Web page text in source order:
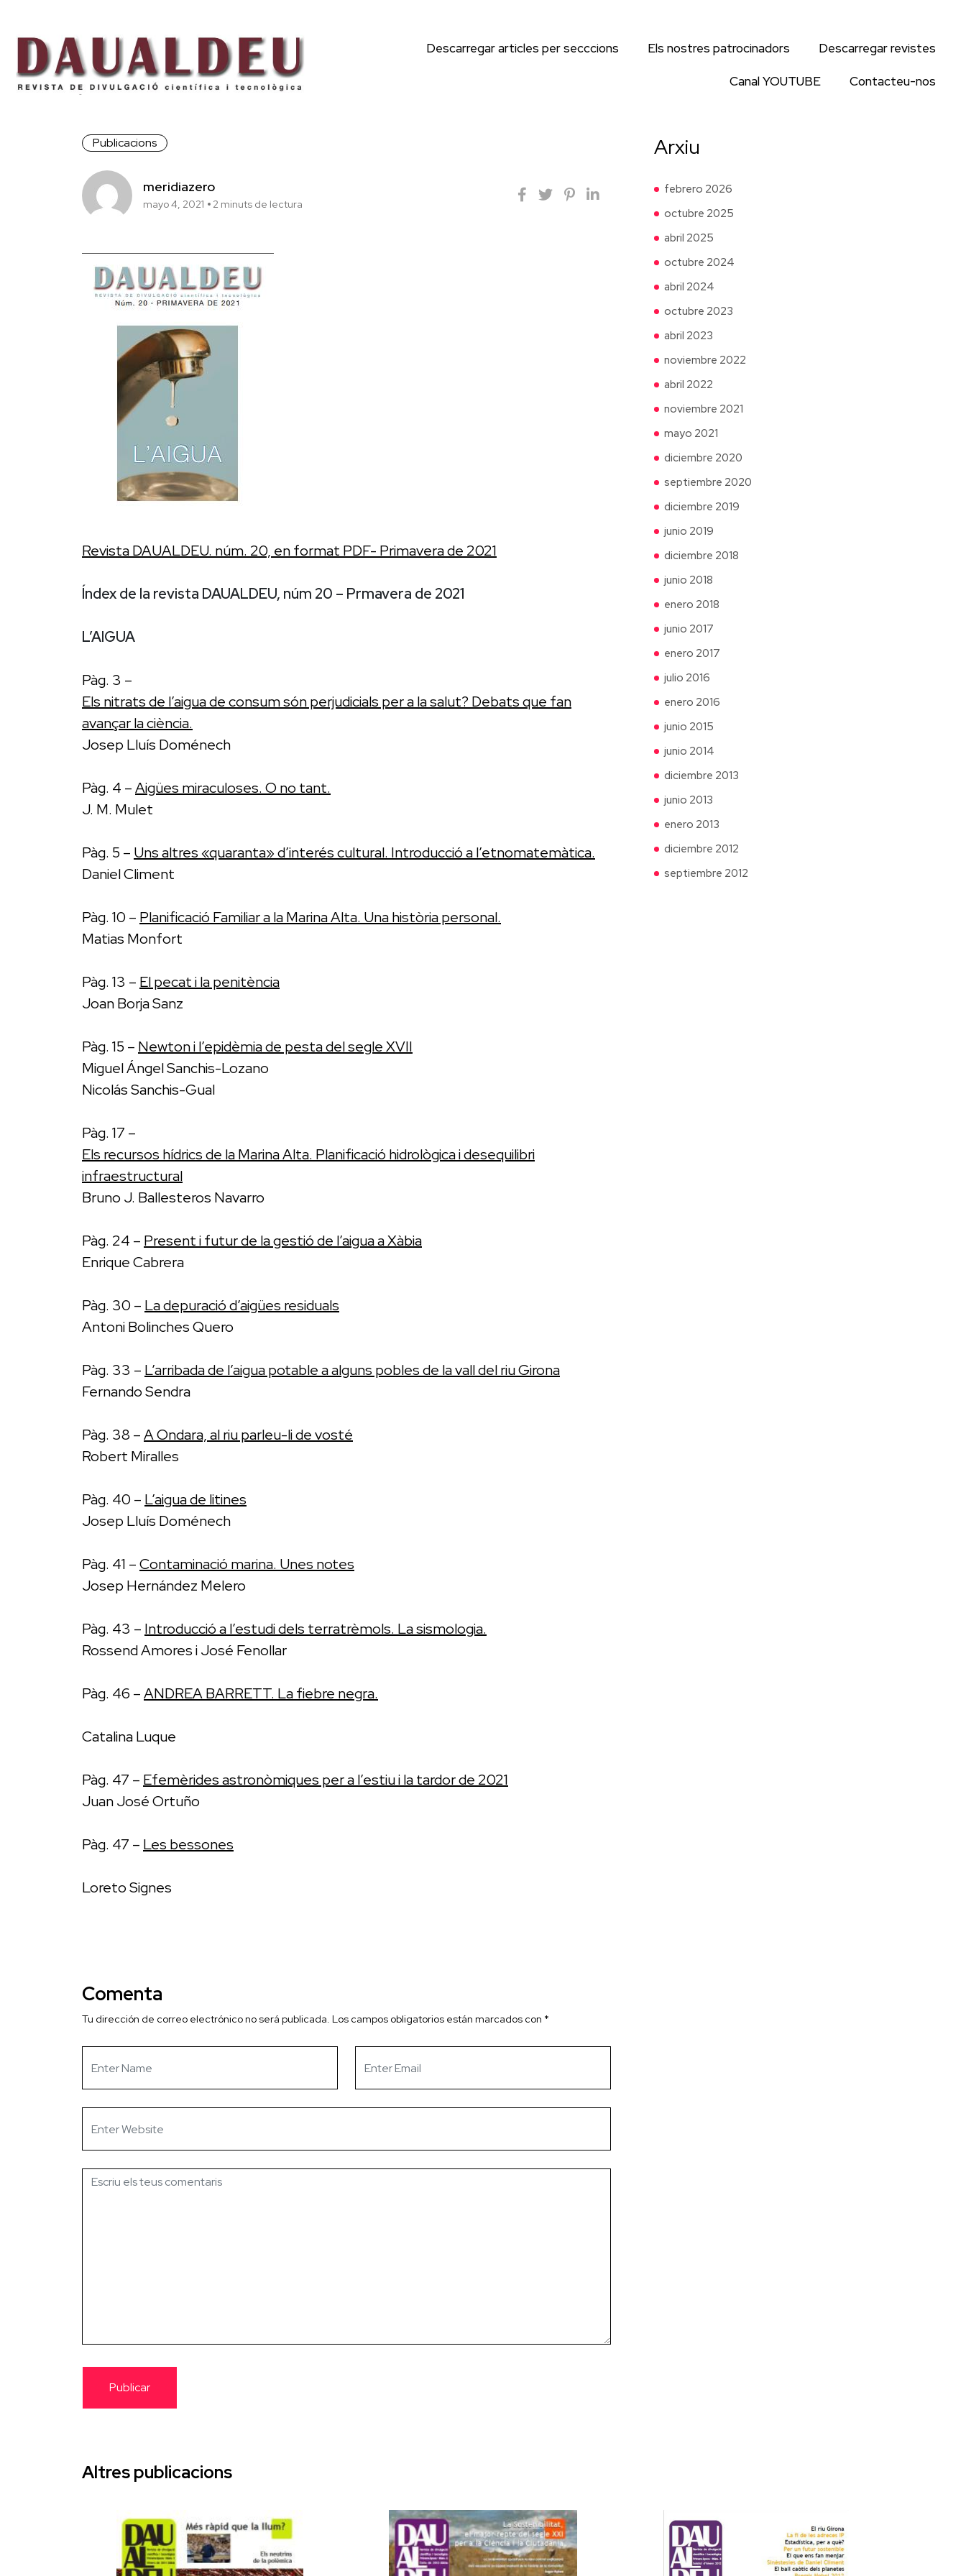
Descarregar articles per secccions Els nostres patrocinadors Descarregar revistes
Canal YOUTUBE Contacteu-nos
Publicacions
meridiazero
mayo 4, 2021 2 minuts de lectura
Revista DAUALDEU. núm. 20, en format PDF- Primavera de 2021
Índex de la revista DAUALDEU, núm 20 – Prmavera de 2021
L’AIGUA
Pàg. 3 –
Els nitrats de l’aigua de consum són perjudicials per a la salut? Debats que fan
avançar la ciència.
Josep Lluís Doménech
Pàg. 4 –Aigües miraculoses. O no tant.
J. M. Mulet
Pàg. 5 – Uns altres «quaranta» d’interés cultural. Introducció a l’etnomatemàtica.
Daniel Climent
Pàg. 10 – Planificació Familiar a la Marina Alta. Una història personal.
Matias Monfort
Pàg. 13 – El pecat i la penitència
Joan Borja Sanz
Pàg. 15 – Newton i l’epidèmia de pesta del segle XVII
Miguel Ángel Sanchis-Lozano
Nicolás Sanchis-Gual
Pàg. 17 –
Els recursos hídrics de la Marina Alta. Planificació hidrològica i desequilibri
infraestructural
Bruno J. Ballesteros Navarro
Pàg. 24 – Present i futur de la gestió de l’aigua a Xàbia
Enrique Cabrera
Pàg. 30 – La depuració d’aigües residuals
Antoni Bolinches Quero
Pàg. 33 – L’arribada de l’aigua potable a alguns pobles de la vall del riu Girona
Fernando Sendra
Pàg. 38 –A Ondara, al riu parleu-li de vosté
Robert Miralles
Pàg. 40 – L’aigua de litines
Josep Lluís Doménech
Pàg. 41 –Contaminació marina. Unes notes
Josep Hernández Melero
Pàg. 43 – Introducció a l’estudi dels terratrèmols. La sismologia.
Rossend Amores i José Fenollar
Pàg. 46 –ANDREA BARRETT. La fiebre negra.
Catalina Luque
Pàg. 47 – Efemèrides astronòmiques per a l’estiu i la tardor de 2021
Juan José Ortuño
Pàg. 47 – Les bessones
Loreto Signes
Comenta
Tu dirección de correo electrónico no será publicada. Los campos obligatorios están marcados con *
Arxiu
febrero 2026
octubre 2025
abril 2025
octubre 2024
abril 2024
octubre 2023
abril 2023
noviembre 2022
abril 2022
noviembre 2021
mayo 2021
diciembre 2020
septiembre 2020
diciembre 2019
junio 2019
diciembre 2018
junio 2018
enero 2018
junio 2017
enero 2017
julio 2016
enero 2016
junio 2015
junio 2014
diciembre 2013
junio 2013
enero 2013
diciembre 2012
septiembre 2012
Altres publicacions